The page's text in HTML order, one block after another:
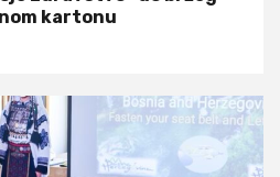
kartonu